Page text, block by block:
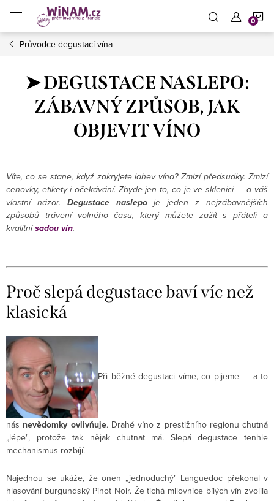
obsah
Průvodce degustací vína
➤ DEGUSTACE NASLEPO:
ZÁBAVNÝ ZPŮSOB, JAK
OBJEVIT VÍNO
Víte, co se stane, když zakryjete lahev vína? Zmizí předsudky. Zmizí
cenovky, etikety i očekávání. Zbyde jen to, co je ve sklenici — a váš
vlastní názor. Degustace naslepoje jeden z nejzábavnějších
způsobů trávení volného času, který můžete zažít s přáteli a
kvalitnísadou vín.
Proč slepá degustace baví víc než
klasická
Při běžné degustaci víme, co pijeme — a to
nás nevědomky ovlivňuje. Drahé víno z prestižního regionu chutná
„lépe", protože tak nějak chutnat má. Slepá degustace tenhle
mechanismus rozbíjí.
Najednou se ukáže, že onen „jednoduchý" Languedoc překonal v
hlasování burgundský Pinot Noir. Že tichá milovnice bílých vín zvolila